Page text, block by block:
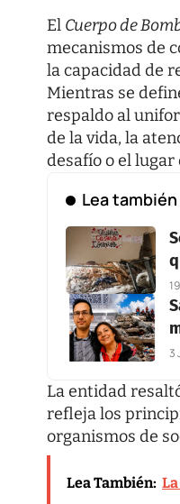
El Cuerpo de
mecanismos de
la capacidad de
Mientras se
respaldo al
de la vida, la
desafío o el
Lea también
3
La entidad
refleja los
organismos de
Lea También: